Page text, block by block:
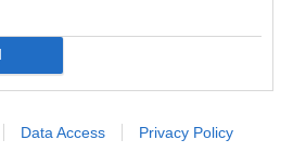
Data Access Privacy Policy
Η Φιλαρμονική του
Άνδρου τίμησε τον
05/08/2026